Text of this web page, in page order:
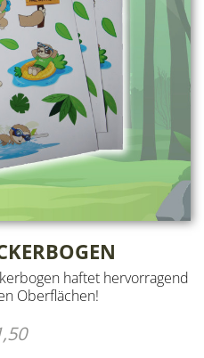
haftet hervorragend
Oberflächen!